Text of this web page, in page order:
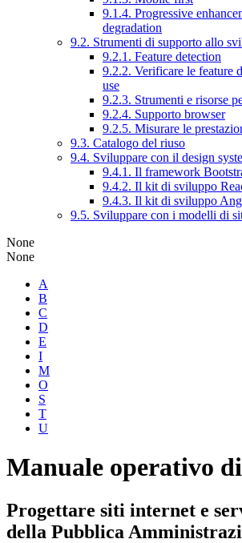
9.1.4. Progressive
degradation
9.2. Strumenti di supporto allo
9.2.1. Feature detection
9.2.2. Verificare le feature
use
9.2.3. Strumenti e risorse
9.2.4. Supporto browser
9.2.5. Misurare le
9.3. Catalogo del riuso
9.4. Sviluppare con il design
9.4.1. Il framework
9.4.2. Il kit di sviluppo
9.4.3. Il kit di sviluppo
9.5. Sviluppare con i modelli di
None
None
A
B
C
D
E
I
M
O
S
T
U
Manuale operativo
Progettare siti internet e
della Pubblica